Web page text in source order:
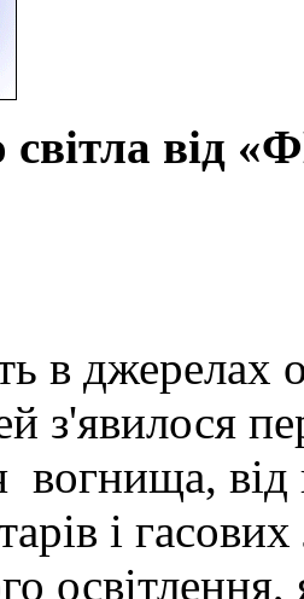
світла від
в джерелах
з'явилося
вогнища, від
і